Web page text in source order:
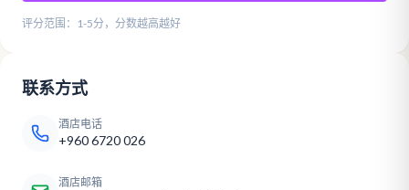
评分范围：1-5分，分数越高越好
联系方式
酒店电话
+960 6720 026
酒店邮箱